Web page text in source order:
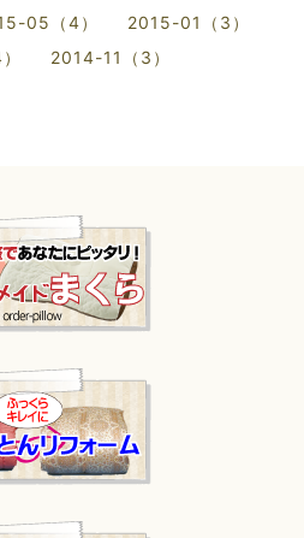
05（4）
2015-01（3）
2014-11（3）